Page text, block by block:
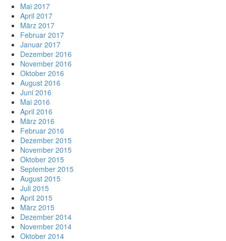
Mai 2017
April 2017
März 2017
Februar 2017
Januar 2017
Dezember 2016
November 2016
Oktober 2016
August 2016
Juni 2016
Mai 2016
April 2016
März 2016
Februar 2016
Dezember 2015
November 2015
Oktober 2015
September 2015
August 2015
Juli 2015
April 2015
März 2015
Dezember 2014
November 2014
Oktober 2014